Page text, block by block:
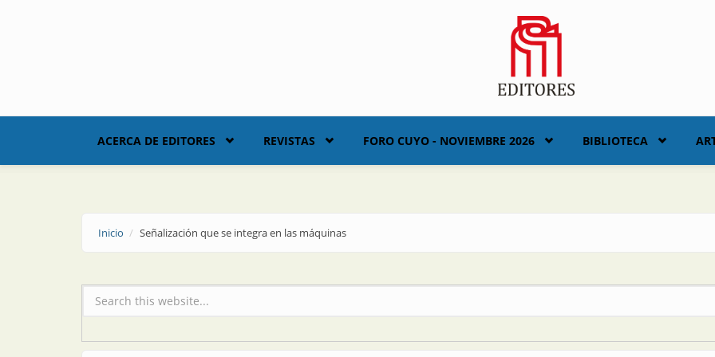
ACERCA DE EDITORES REVISTAS FORO CUYO - NOVIEMBRE 2026 BIBLIOTECA
Inicio Señalización que se integra en las máquinas
Formulario de búsqueda